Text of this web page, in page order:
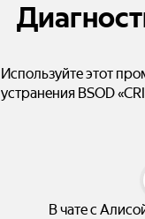
Используйте этот
устранения BSOD
В чате с